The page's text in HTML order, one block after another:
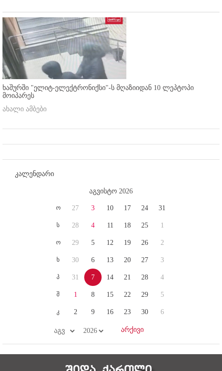
ხაშურში "ელიტ-ელექტრონიქსი"-ს მღაზიიდან 10 ლეპტოპი
მოიპარეს
ახალი ამბები
კალენდარი
აგვისტო 2026
ო
ს
ო
ხ
პ
შ
კ
27
28
29
30
31
1
2
3
4
5
6
7
8
9
10
11
12
13
14
15
16
17
18
19
20
21
22
23
24
25
26
27
28
29
30
31
1
2
3
4
5
6